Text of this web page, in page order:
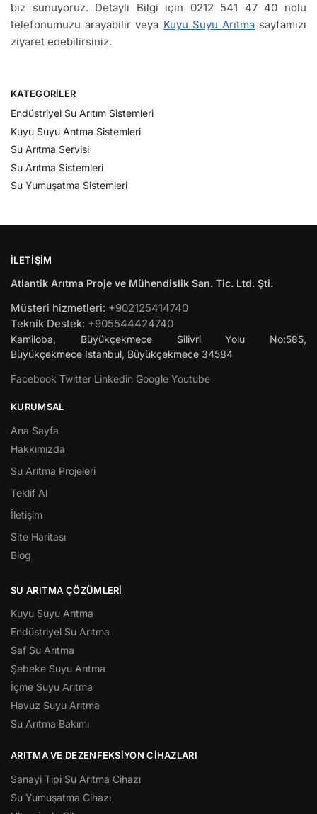
biz sunuyoruz. Detaylı Bilgi için 0212 541 47 40 nolu
telefonumuzu arayabilir veya Kuyu Suyu Arıtmasayfamızı
ziyaret edebilirsiniz.
KATEGORILER
Endüstriyel Su Arıtım Sistemleri
Kuyu Suyu Arıtma Sistemleri
Su Arıtma Servisi
Su Arıtma Sistemleri
Su Yumuşatma Sistemleri
İLETIŞIM
Atlantik Arıtma Proje ve Mühendislik San. Tic. Ltd. Şti.
Müsteri hizmetleri: +902125414740
Teknik Destek: +905544424740
Kamiloba, Büyükçekmece Silivri Yolu No:585,
Büyükçekmece İstanbul, Büyükçekmece 34584
Facebook Twitter Linkedin Google Youtube
KURUMSAL
Ana Sayfa
Hakkımızda
Su Arıtma Projeleri
Teklif Al
İletişim
Site Haritası
Blog
SU ARITMA ÇÖZÜMLERI
Kuyu Suyu Arıtma
Endüstriyel Su Arıtma
Saf Su Arıtma
Şebeke Suyu Arıtma
İçme Suyu Arıtma
Havuz Suyu Arıtma
Su Arıtma Bakımı
ARITMA VE DEZENFEKSIYON CIHAZLARI
Sanayi Tipi Su Arıtma Cihazı
Su Yumuşatma Cihazı